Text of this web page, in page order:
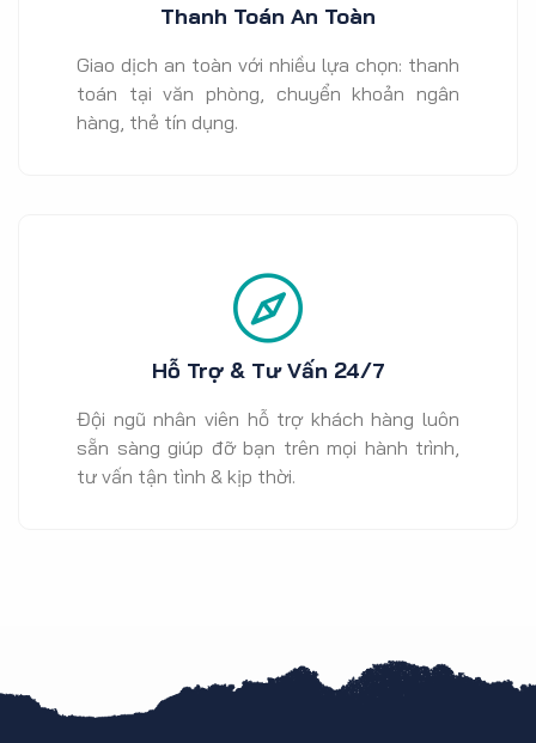
Thanh Toán An Toàn
Giao dịch an toàn với nhiều lựa chọn: thanh
toán tại văn phòng, chuyển khoản ngân
hàng, thẻ tín dụng.
Hỗ Trợ & Tư Vấn 24/7
Đội ngũ nhân viên hỗ trợ khách hàng luôn
sẵn sàng giúp đỡ bạn trên mọi hành trình,
tư vấn tận tình & kịp thời.